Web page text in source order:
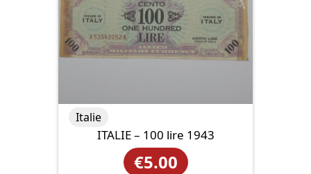
ITALIE – 100 lire 1943
€5.00
Italie